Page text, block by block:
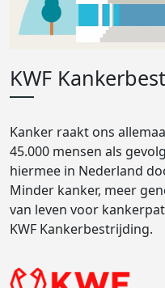
KWF
Kanker raakt ons
45.000 mensen als
hiermee in Nederland
Minder kanker, meer
van leven voor
KWF Kankerbestrijding.